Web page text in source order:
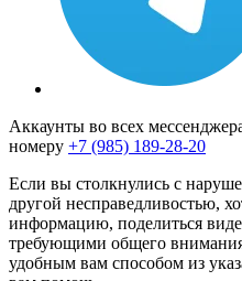
Аккаунты во всех
номеру +7 (985) 189-28-20
Если вы столкнулись с
другой несправедливостью,
информацию, поделиться
требующими общего
удобным вам способом из